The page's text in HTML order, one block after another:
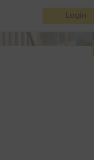
Login